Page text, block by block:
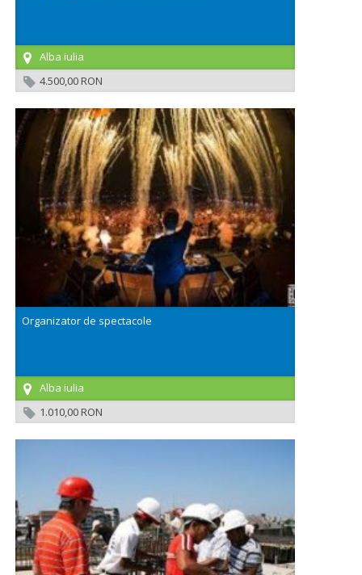
Alba iulia
4.500,00 RON
Organizator de spectacole
Alba iulia
1.010,00 RON